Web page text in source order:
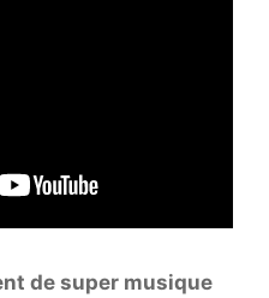
de super musique